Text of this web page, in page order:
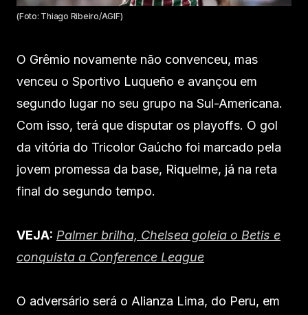
(Foto: Thiago Ribeiro/AGIF)
O Grêmio novamente não convenceu, mas
venceu o Sportivo Luqueño e avançou em
segundo lugar no seu grupo na Sul-Americana.
Com isso, terá que disputar os playoffs. O gol
da vitória do Tricolor Gaúcho foi marcado pela
jovem promessa da base, Riquelme, já na reta
final do segundo tempo.
VEJA: Palmer brilha, Chelsea goleia o Betis e
conquista a Conference League
O adversário será o Alianza Lima, do Peru, em